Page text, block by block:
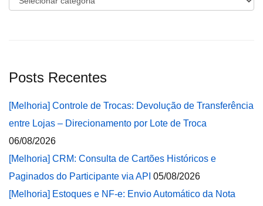
Posts Recentes
[Melhoria] Controle de Trocas: Devolução de Transferência
entre Lojas – Direcionamento por Lote de Troca
06/08/2026
[Melhoria] CRM: Consulta de Cartões Históricos e
Paginados do Participante via API 05/08/2026
[Melhoria] Estoques e NF-e: Envio Automático da Nota